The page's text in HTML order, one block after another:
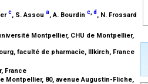
c, S. Assou a, A. Bourdin c d , N. Frossard
Montpellier, CHU de Montpellier,
faculté de pharmacie, Illkirch, France
France
Montpellier, 80, avenue Augustin-Fliche,